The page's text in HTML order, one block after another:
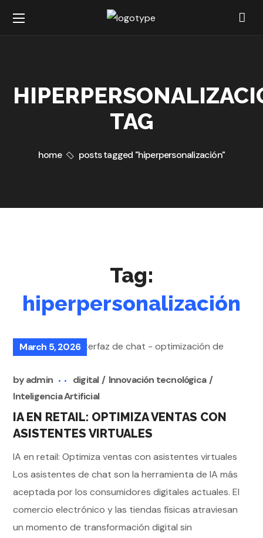
TAG
home posts tagged "hiperpersonalización"
Tag:
hiperpersonalización
March 5, 2026
byadmin digital
Innovación tecnológica
Inteligencia Artificial
IA EN RETAIL: OPTIMIZA VENTAS CON
ASISTENTES VIRTUALES
IA en retail: Optimiza ventas con asistentes virtuales
Los asistentes de chat son la herramienta de IA más
aceptada por los consumidores digitales actuales. El
comercio electrónico y las tiendas físicas atraviesan
un momento de transformación digital sin